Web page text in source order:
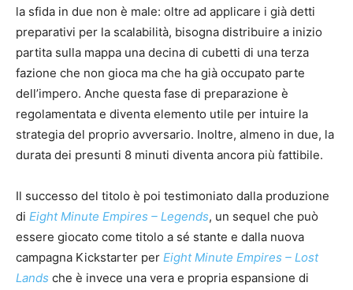
la sfida in due non è male: oltre ad applicare i già detti
preparativi per la scalabilità, bisogna distribuire a inizio
partita sulla mappa una decina di cubetti di una terza
fazione che non gioca ma che ha già occupato parte
dell’impero. Anche questa fase di preparazione è
regolamentata e diventa elemento utile per intuire la
strategia del proprio avversario. Inoltre, almeno in due, la
durata dei presunti 8 minuti diventa ancora più fattibile.
Il successo del titolo è poi testimoniato dalla produzione
di Eight Minute Empires – Legends, un sequel che può
essere giocato come titolo a sé stante e dalla nuova
campagna Kickstarter per Eight Minute Empires – Lost
Lands che è invece una vera e propria espansione di